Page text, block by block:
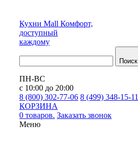
Кухни Mall Комфорт,
доступный
каждому
Поиск
ПН-ВС
с 10:00 до 20:00
8 (800) 302-77-06 8 (499) 348-15-11
КОРЗИНА
0 товаров. Заказать звонок
Меню